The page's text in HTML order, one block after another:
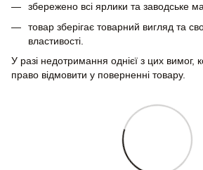
збережено всі ярлики та заводське
товар зберігає товарний вигляд та
властивості.
У разі недотримання однієї з цих вимог,
право відмовити у поверненні товару.